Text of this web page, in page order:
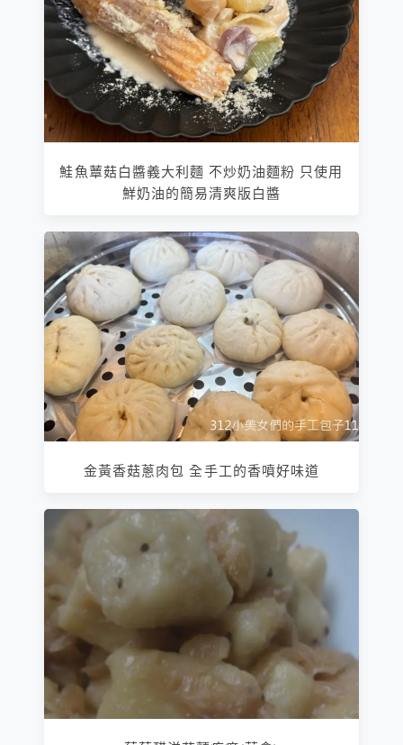
鮭魚蕈菇白醬義大利麵 不炒奶油麵粉 只使用
鮮奶油的簡易清爽版白醬
金黃香菇蔥肉包 全手工的香噴好味道